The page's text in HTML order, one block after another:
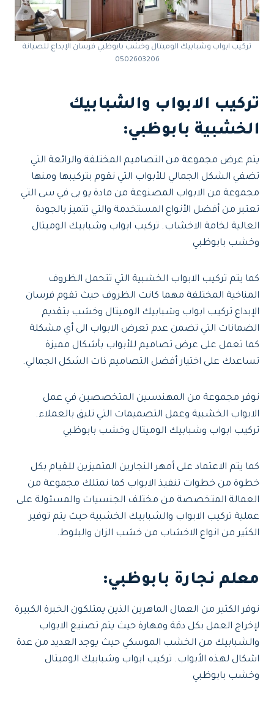
تركيب ابواب وشبابيك الوميتال وخشب بابوظبي فرسان الإبداع للصيانة
0502603206
تركيب الابواب والشبابيك
الخشبية بابوظبي:
يتم عرض مجموعة من التصاميم المختلفة والرائعة التي
تضفي الشكل الجمالي للأبواب التي نقوم بتركيبها ومنها
مجموعة من الابواب المصنوعة من مادة يو بى في سى التي
تعتبر من أفضل الأنواع المستخدمة والتي تتميز بالجودة
العالية لخامة الاخشاب. تركيب ابواب وشبابيك الوميتال
وخشب بابوظبي
كما يتم تركيب الابواب الخشبية التي تتحمل الظروف
المناخية المختلفة مهما كانت الظروف حيث تقوم فرسان
الإبداع تركيب ابواب وشبابيك الوميتال وخشب بتقديم
الضمانات التي تضمن عدم تعرض الابواب الى أي مشكلة
كما تعمل على عرض تصاميم للأبواب بأشكال مميزة
تساعدك على اختيار أفضل التصاميم ذات الشكل الجمالي.
نوفر مجموعة من المهندسين المتخصصين في عمل
الابواب الخشبية وعمل التصميمات التي تليق بالعملاء.
تركيب ابواب وشبابيك الوميتال وخشب بابوظبي
كما يتم الاعتماد على أمهر النجارين المتميزين للقيام بكل
خطوة من خطوات تنفيذ الابواب كما نمتلك مجموعة من
العمالة المتخصصة من مختلف الجنسيات والمسئولة على
عملية تركيب الابواب والشبابيك الخشبية حيث يتم توفير
الكثير من انواع الاخشاب من خشب الزان والبلوط.
معلم نجارة بابوظبي:
نوفر الكثير من العمال الماهرين الذين يمتلكون الخبرة الكبيرة
لإخراج العمل بكل دقة ومهارة حيث يتم تصنيع الابواب
والشبابيك من الخشب الموسكي حيث يوجد العديد من عدة
اشكال لهذه الأبواب. تركيب ابواب وشبابيك الوميتال
وخشب بابوظبي